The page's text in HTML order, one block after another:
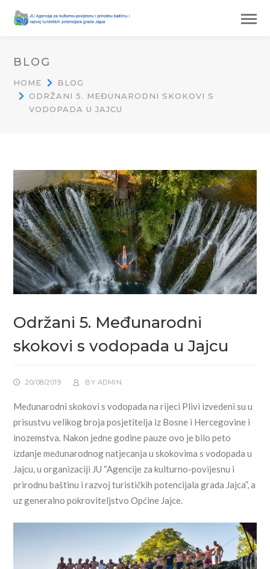
BLOG
HOME
BLOG
ODRŽANI 5. MEĐUNARODNI SKOKOVI S
VODOPADA U JAJCU
Održani 5. Međunarodni
skokovi s vodopada u Jajcu
20/08/2019 BY ADMIN
Međunarodni skokovi s vodopada na rijeci Plivi izvedeni su u
prisustvu velikog broja posjetitelja iz Bosne i Hercegovine i
inozemstva. Nakon jedne godine pauze ovo je bilo peto
izdanje međunarodnog natjecanja u skokovima s vodopada u
Jajcu, u organizaciji JU “Agencije za kulturno-povijesnu i
prirodnu baštinu i razvoj turističkih potencijala grada Jajca”, a
uz generalno pokroviteljstvo Općine Jajce.